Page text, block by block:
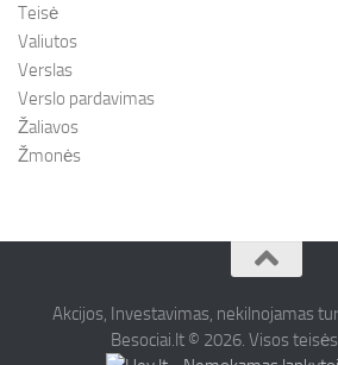
Teisė
Valiutos
Verslas
Verslo pardavimas
Žaliavos
Žmonės
Akcijos, Investavimas, nekilnojamas
Besociai.lt © 2026. Visos